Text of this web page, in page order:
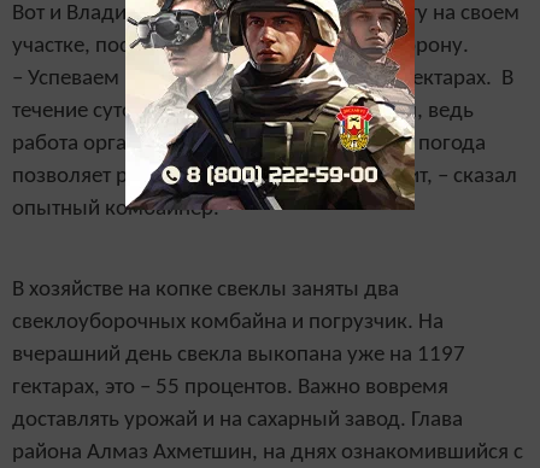
Вот и Владимир Антипов, завершив работу на своем
участке, поспешил перейти на другую сторону.
– Успеваем выкапывать свеклу на 10-12 гектарах. В
течение суток техника не останавливается, ведь
работа организована в две смены. Благо, погода
позволяет работать, и техника не подводит, – сказал
опытный комбайнер.
В хозяйстве на копке свеклы заняты два
свеклоуборочных комбайна и погрузчик. На
вчерашний день свекла выкопана уже на 1197
гектарах, это – 55 процентов. Важно вовремя
доставлять урожай и на сахарный завод. Глава
района Алмаз Ахметшин, на днях ознакомившийся с